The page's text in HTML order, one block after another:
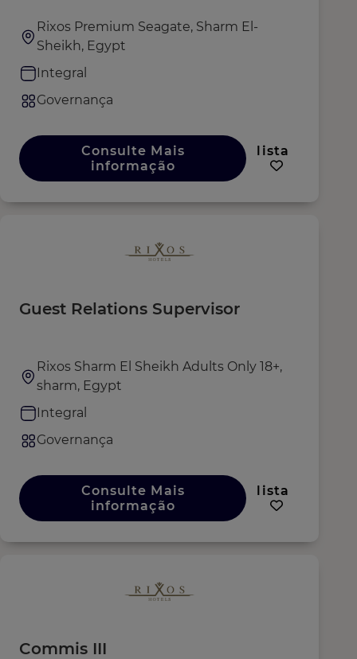
Rixos Premium Seagate, Sharm El-
Sheikh, Egypt
Integral
Governança
Consulte Mais
informação
lista
Guest Relations Supervisor
Rixos Sharm El Sheikh Adults Only 18+,
sharm, Egypt
Integral
Governança
Consulte Mais
informação
lista
Commis III